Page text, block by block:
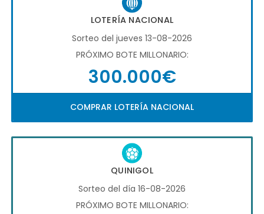
LOTERÍA NACIONAL
Sorteo del jueves 13-08-2026
PRÓXIMO BOTE MILLONARIO:
300.000€
COMPRAR LOTERÍA NACIONAL
QUINIGOL
Sorteo del día 16-08-2026
PRÓXIMO BOTE MILLONARIO: